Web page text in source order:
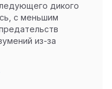
дикого
с меньшим
из-за